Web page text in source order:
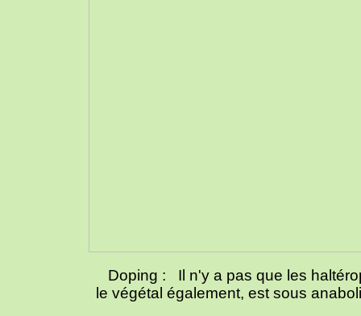
Doping : Il n'y a pas que les
le végétal également, est sous